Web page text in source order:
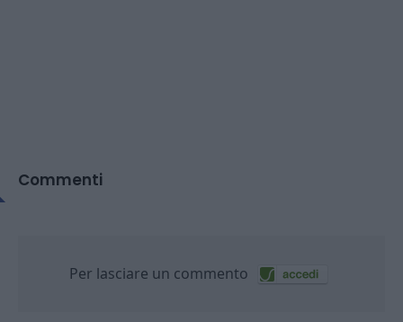
Commenti